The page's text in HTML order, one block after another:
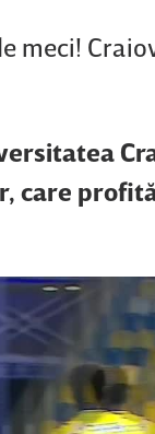
meci!
care